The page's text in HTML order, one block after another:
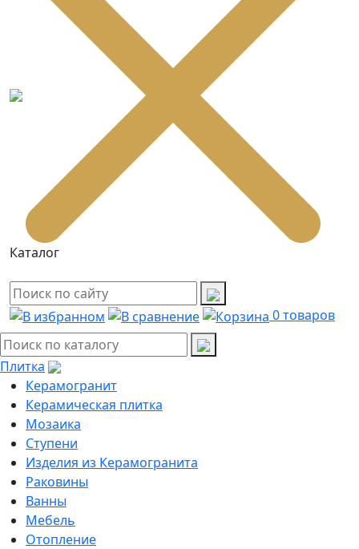
Каталог
0товаров
Плитка
Керамогранит
Керамическая плитка
Мозаика
Ступени
Изделия из Керамогранита
Раковины
Ванны
Мебель
Отопление